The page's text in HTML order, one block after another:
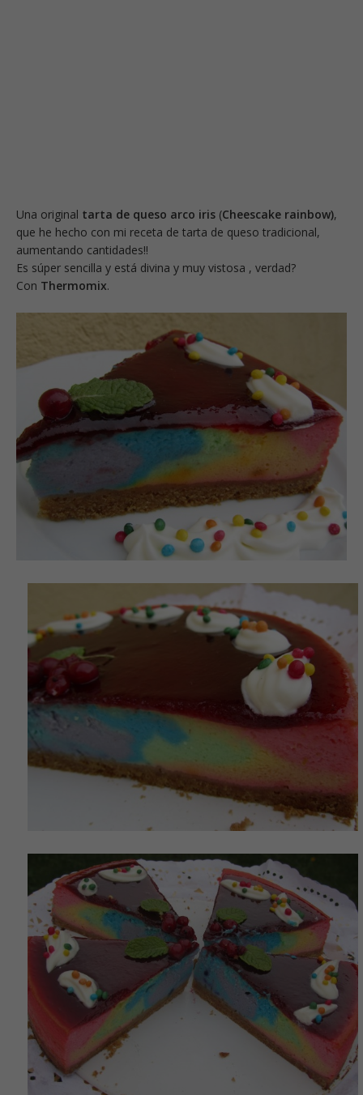
Una original tarta de queso arco iris (Cheescake rainbow),
que he hecho con mi receta de tarta de queso tradicional,
aumentando cantidades!!
Es súper sencilla y está divina y muy vistosa , verdad?
Con Thermomix.